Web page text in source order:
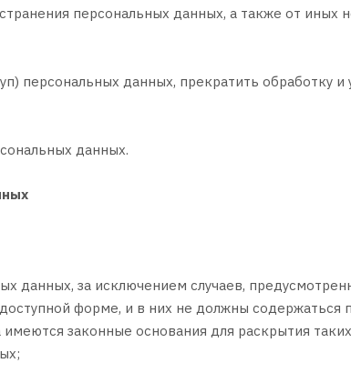
персональных данных, а также от
персональных данных, прекратить обработку
данных.
данных, за исключением случаев,
форме, и в них не должны
законные основания для раскрытия